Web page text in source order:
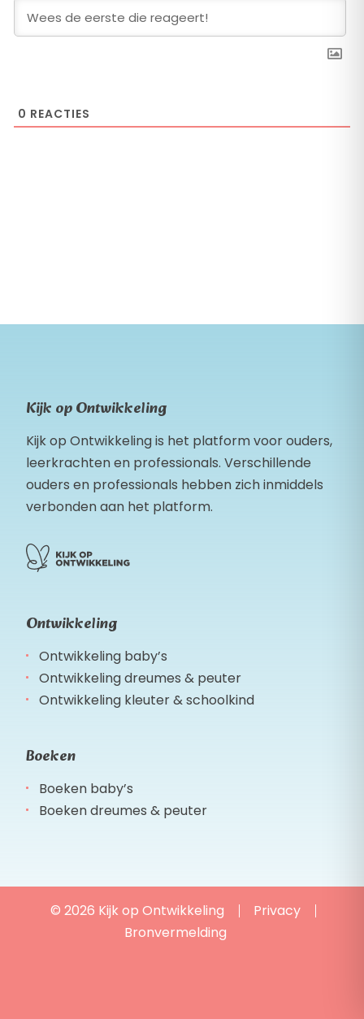
0 REACTIES
Kijk op Ontwikkeling
Kijk op Ontwikkeling is het platform voor ouders,
leerkrachten en professionals. Verschillende
ouders en professionals hebben zich inmiddels
verbonden aan het platform.
Ontwikkeling
Ontwikkeling baby’s
Ontwikkeling dreumes & peuter
Ontwikkeling kleuter & schoolkind
Boeken
Boeken baby’s
Boeken dreumes & peuter
© 2026 Kijk op Ontwikkeling
Privacy
Bronvermelding